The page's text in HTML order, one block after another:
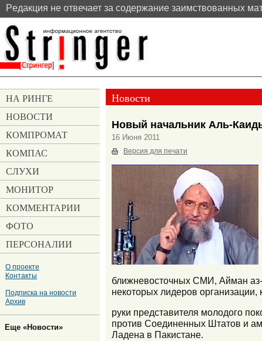
Pедакция не отвечает за содержание заимствованных
Новости
Новый начальник Аль-
16 Июня 2011
Версия для печати
ближневосточных СМИ, Айман аз-
некоторых лидеров
руки представителя молодого
против Соединенных Штатов и
Ладена в Пакистане.
НА РИНГЕ
НОВОСТИ
КОМПРОМАТ
КОМПАС
СЛУХИ
МОНИТОР
КОММЕНТАРИИ
ФОТО
ПЕРСОНАЛИИ
О проекте
Контакты
Подписка на новости
Архив
Еще «Новости»